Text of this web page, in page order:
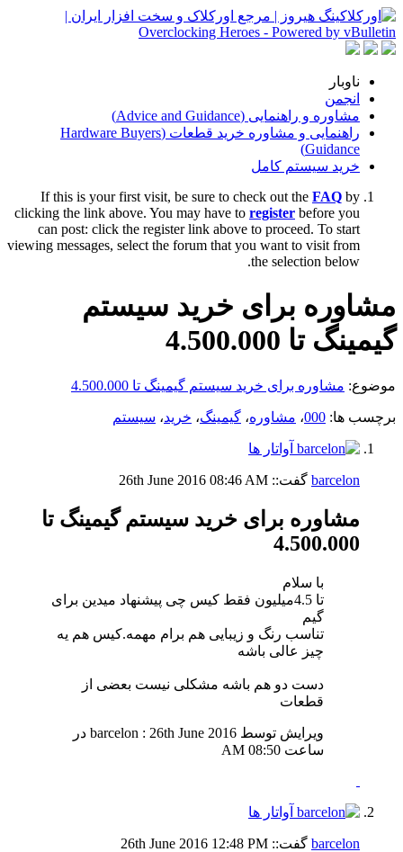
ناوبار
انجمن
مشاوره و راهنمایی (Advice and Guidance)
راهنمایی و مشاوره خرید قطعات (Hardware Buyers
Guidance)
خرید سیستم کامل
If this is your first visit, be sure to check out the FAQ by
clicking the link above. You may have to register before you
can post: click the register link above to proceed. To start
viewing messages, select the forum that you want to visit from
the selection below.
مشاوره برای خرید سیستم
گیمینگ تا 4.500.000
موضوع: مشاوره برای خرید سیستم گیمینگ تا 4.500.000
برچسب ها: 000، مشاوره، گیمینگ، خرید، سیستم
barcelon گفت:: 26th June 2016 08:46 AM
مشاوره برای خرید سیستم گیمینگ تا
4.500.000
با سلام
تا 4.5میلیون فقط کیس چی پیشنهاد میدین برای
گیم
تناسب رنگ و زیبایی هم برام مهمه.کیس هم یه
چیز عالی باشه
دست دو هم باشه مشکلی نیست بعضی از
قطعات
ویرایش توسط barcelon : 26th June 2016 در
ساعت 08:50 AM
barcelon گفت:: 26th June 2016 12:48 PM